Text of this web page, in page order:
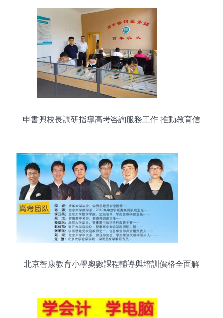
申書興校長調研指導高考咨詢服務工作 推動教育信
北京智康教育小學奧數課程輔導與培訓價格全面解